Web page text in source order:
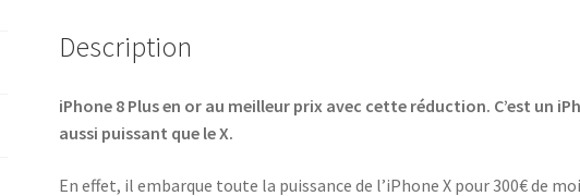
Description
iPhone 8 Plus en or au meilleur prix avec cette réduction. C’est un
aussi puissant que le X.
En effet, il embarque toute la puissance de l’iPhone X pour 300€ de